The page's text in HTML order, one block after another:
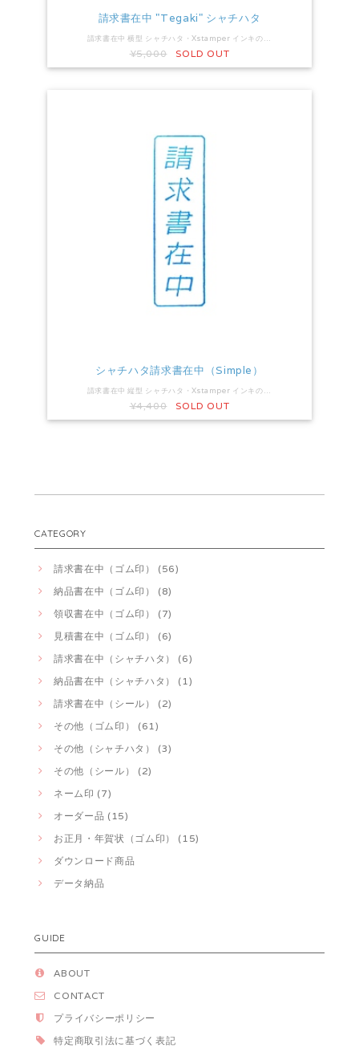
請求書在中 "Tegaki" シャチハタ
請求書在中 横型 シャチハタ・Xstamper インキの色：藍色／黒色 印面サイズ：15×51mm 手書きデザインで、温もり重視の請求書スタンプです。
¥5,000 SOLD OUT
シャチハタ請求書在中（Simple）
請求書在中 縦型 シャチハタ・Xstamper インキの色：黒色 印面サイズ：15×51mm
¥4,400 SOLD OUT
CATEGORY
請求書在中（ゴム印） (56)
納品書在中（ゴム印） (8)
領収書在中（ゴム印） (7)
見積書在中（ゴム印） (6)
請求書在中（シャチハタ） (6)
納品書在中（シャチハタ） (1)
請求書在中（シール） (2)
その他（ゴム印） (61)
その他（シャチハタ） (3)
その他（シール） (2)
ネーム印 (7)
オーダー品 (15)
お正月・年賀状（ゴム印） (15)
ダウンロード商品
データ納品
GUIDE
ABOUT
CONTACT
プライバシーポリシー
特定商取引法に基づく表記